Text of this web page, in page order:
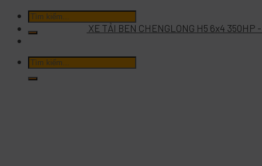
Tìm
kiếm:
Tìm
kiếm:
XE TẢI BEN CHENGLONG H5 6x4 350HP